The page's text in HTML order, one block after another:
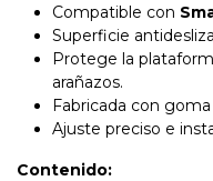
Compatible con
Superficie
Protege la
arañazos.
Fabricada con
Ajuste preciso e
Contenido: